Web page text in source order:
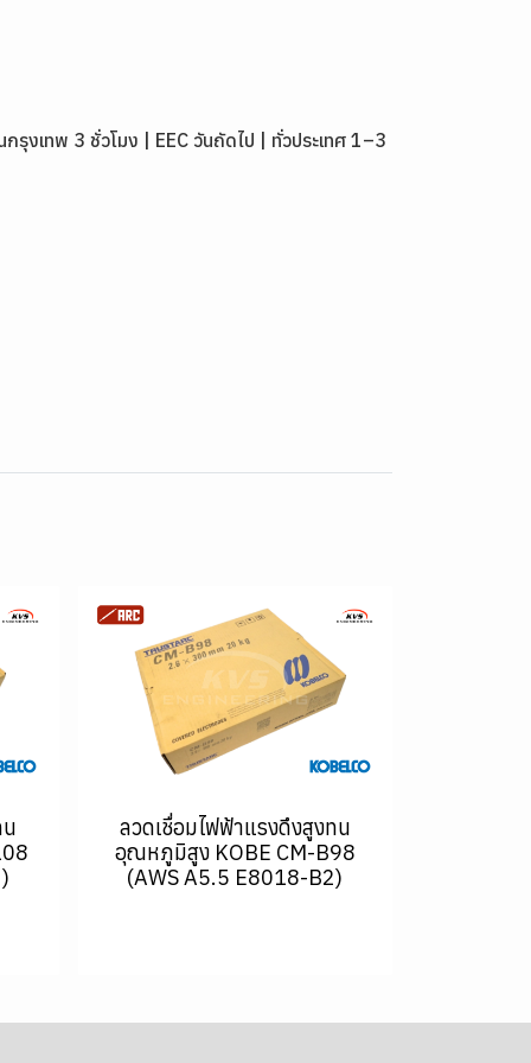
งเทพ 3 ชั่วโมง | EEC วันถัดไป | ทั่วประเทศ 1–3
ลวดเชื่อมไฟฟ้าแรงดึงสูงทน
อุณหภูมิสูง KOBE CM-B98
(AWS A5.5 E8018-B2)